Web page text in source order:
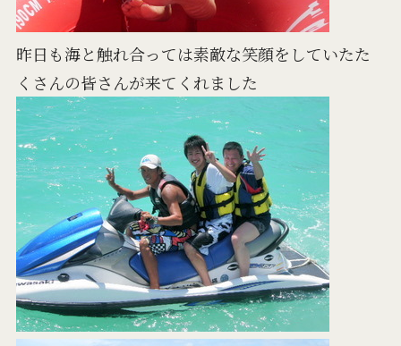
昨日も海と触れ合っては素敵な笑顔をしていたた
くさんの皆さんが来てくれました